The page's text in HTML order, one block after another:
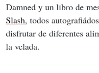
Damned y un libro de
Slash, todos
disfrutar de diferentes
la velada.